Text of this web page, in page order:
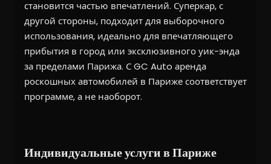
становится частью впечатлений. Суперкар, с
другой стороны, подходит для выборочного
использования, идеально для впечатляющего
прибытия в город или эксклюзивного уик-энда
за пределами Парижа. С GC Auto аренда
роскошных автомобилей в Париже соответствует
программе, а не наоборот.
Индивидуальные услуги в Париже